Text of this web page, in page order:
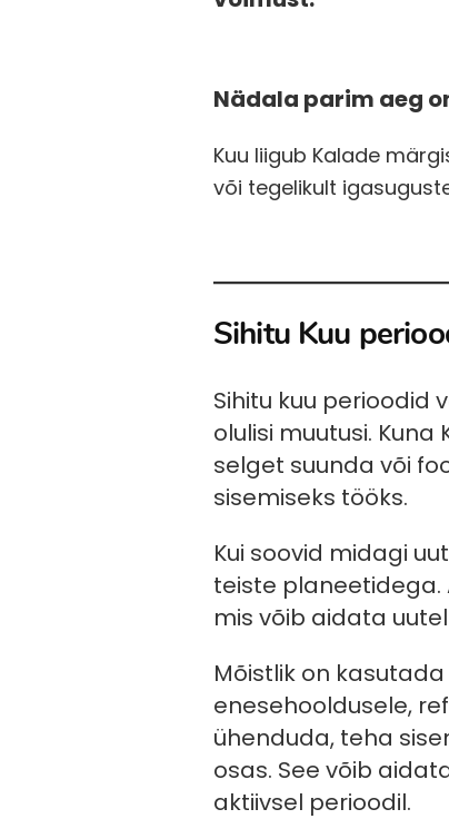
Nädala parim aeg on
Kuu liigub Kalade
või tegelikult
Sihitu Kuu
Sihitu kuu perioodid
olulisi muutusi.
selget suunda või
sisemiseks tööks.
Kui soovid midagi
teiste planeetidega.
mis võib aidata
Mõistlik on
enesehooldusele,
ühenduda, teha
osas. See võib
aktiivsel perioodil.